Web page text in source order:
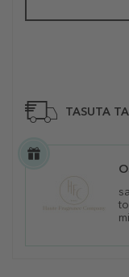
TASUTA